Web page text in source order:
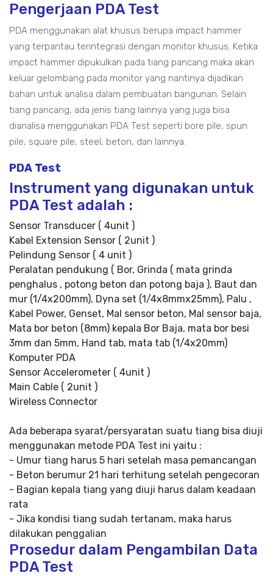
Pengerjaan PDA Test
PDA menggunakan alat khusus berupa impact hammer
yang terpantau terintegrasi dengan monitor khusus. Ketika
impact hammer dipukulkan pada tiang pancang maka akan
keluar gelombang pada monitor yang nantinya dijadikan
bahan untuk analisa dalam pembuatan bangunan. Selain
tiang pancang, ada jenis tiang lainnya yang juga bisa
dianalisa menggunakan PDA Test seperti bore pile, spun
pile, square pile, steel, beton, dan lainnya.
PDA Test
Instrument yang digunakan untuk
PDA Test adalah :
Sensor Transducer ( 4unit )
Kabel Extension Sensor ( 2unit )
Pelindung Sensor ( 4 unit )
Peralatan pendukung ( Bor, Grinda ( mata grinda
penghalus , potong beton dan potong baja ), Baut dan
mur (1/4x200mm), Dyna set (1/4x8mmx25mm), Palu ,
Kabel Power, Genset, Mal sensor beton, Mal sensor baja,
Mata bor beton (8mm) kepala Bor Baja, mata bor besi
3mm dan 5mm, Hand tab, mata tab (1/4x20mm)
Komputer PDA
Sensor Accelerometer ( 4unit )
Main Cable ( 2unit )
Wireless Connector
Ada beberapa syarat/persyaratan suatu tiang bisa diuji
menggunakan metode PDA Test ini yaitu :
- Umur tiang harus 5 hari setelah masa pemancangan
- Beton berumur 21 hari terhitung setelah pengecoran
- Bagian kepala tiang yang diuji harus dalam keadaan
rata
- Jika kondisi tiang sudah tertanam, maka harus
dilakukan penggalian
Prosedur dalam Pengambilan Data
PDA Test